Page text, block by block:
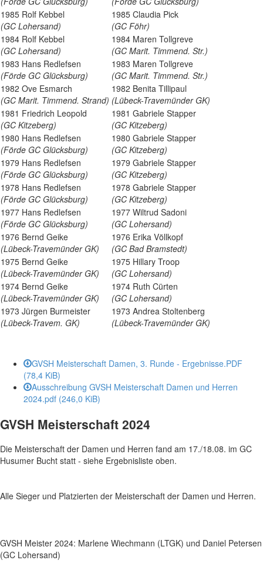
1985 Rolf Kebbel
(GC Lohersand)
1985 Claudia Pick
(GC Föhr)
1984 Rolf Kebbel
(GC Lohersand)
1984 Maren Tollgreve
(GC Marit. Timmend. Str.)
1983 Hans Redlefsen
(Förde GC Glücksburg)
1983 Maren Tollgreve
(GC Marit. Timmend. Str.)
1982 Ove Esmarch
(GC Marit. Timmend. Strand)
1982 Benita Tillipaul
(Lübeck-Travemünder GK)
1981 Friedrich Leopold
(GC Kitzeberg)
1981 Gabriele Stapper
(GC Kitzeberg)
1980 Hans Redlefsen
(Förde GC Glücksburg)
1980 Gabriele Stapper
(GC Kitzeberg)
1979 Hans Redlefsen
(Förde GC Glücksburg)
1979 Gabriele Stapper
(GC Kitzeberg)
1978 Hans Redlefsen
(Förde GC Glücksburg)
1978 Gabriele Stapper
(GC Kitzeberg)
1977 Hans Redlefsen
(Förde GC Glücksburg)
1977 Wiltrud Sadoni
(GC Lohersand)
1976 Bernd Geike
(Lübeck-Travemünder GK)
1976 Erika Völlkopf
(GC Bad Bramstedt)
1975 Bernd Geike
(Lübeck-Travemünder GK)
1975 Hillary Troop
(GC Lohersand)
1974 Bernd Geike
(Lübeck-Travemünder GK)
1974 Ruth Cürten
(GC Lohersand)
1973 Jürgen Burmeister
(Lübeck-Travem. GK)
1973 Andrea Stoltenberg
(Lübeck-Travemünder GK)
GVSH Meisterschaft Damen, 3. Runde - Ergebnisse.PDF
(78,4 KiB)
Ausschreibung GVSH Meisterschaft Damen und Herren
2024.pdf (246,0 KiB)
GVSH Meisterschaft 2024
Die Meisterschaft der Damen und Herren fand am 17./18.08. im GC
Husumer Bucht statt - siehe Ergebnisliste oben.
Alle Sieger und Platzierten der Meisterschaft der Damen und Herren.
GVSH Meister 2024: Marlene Wiechmann (LTGK) und Daniel Petersen
(GC Lohersand)